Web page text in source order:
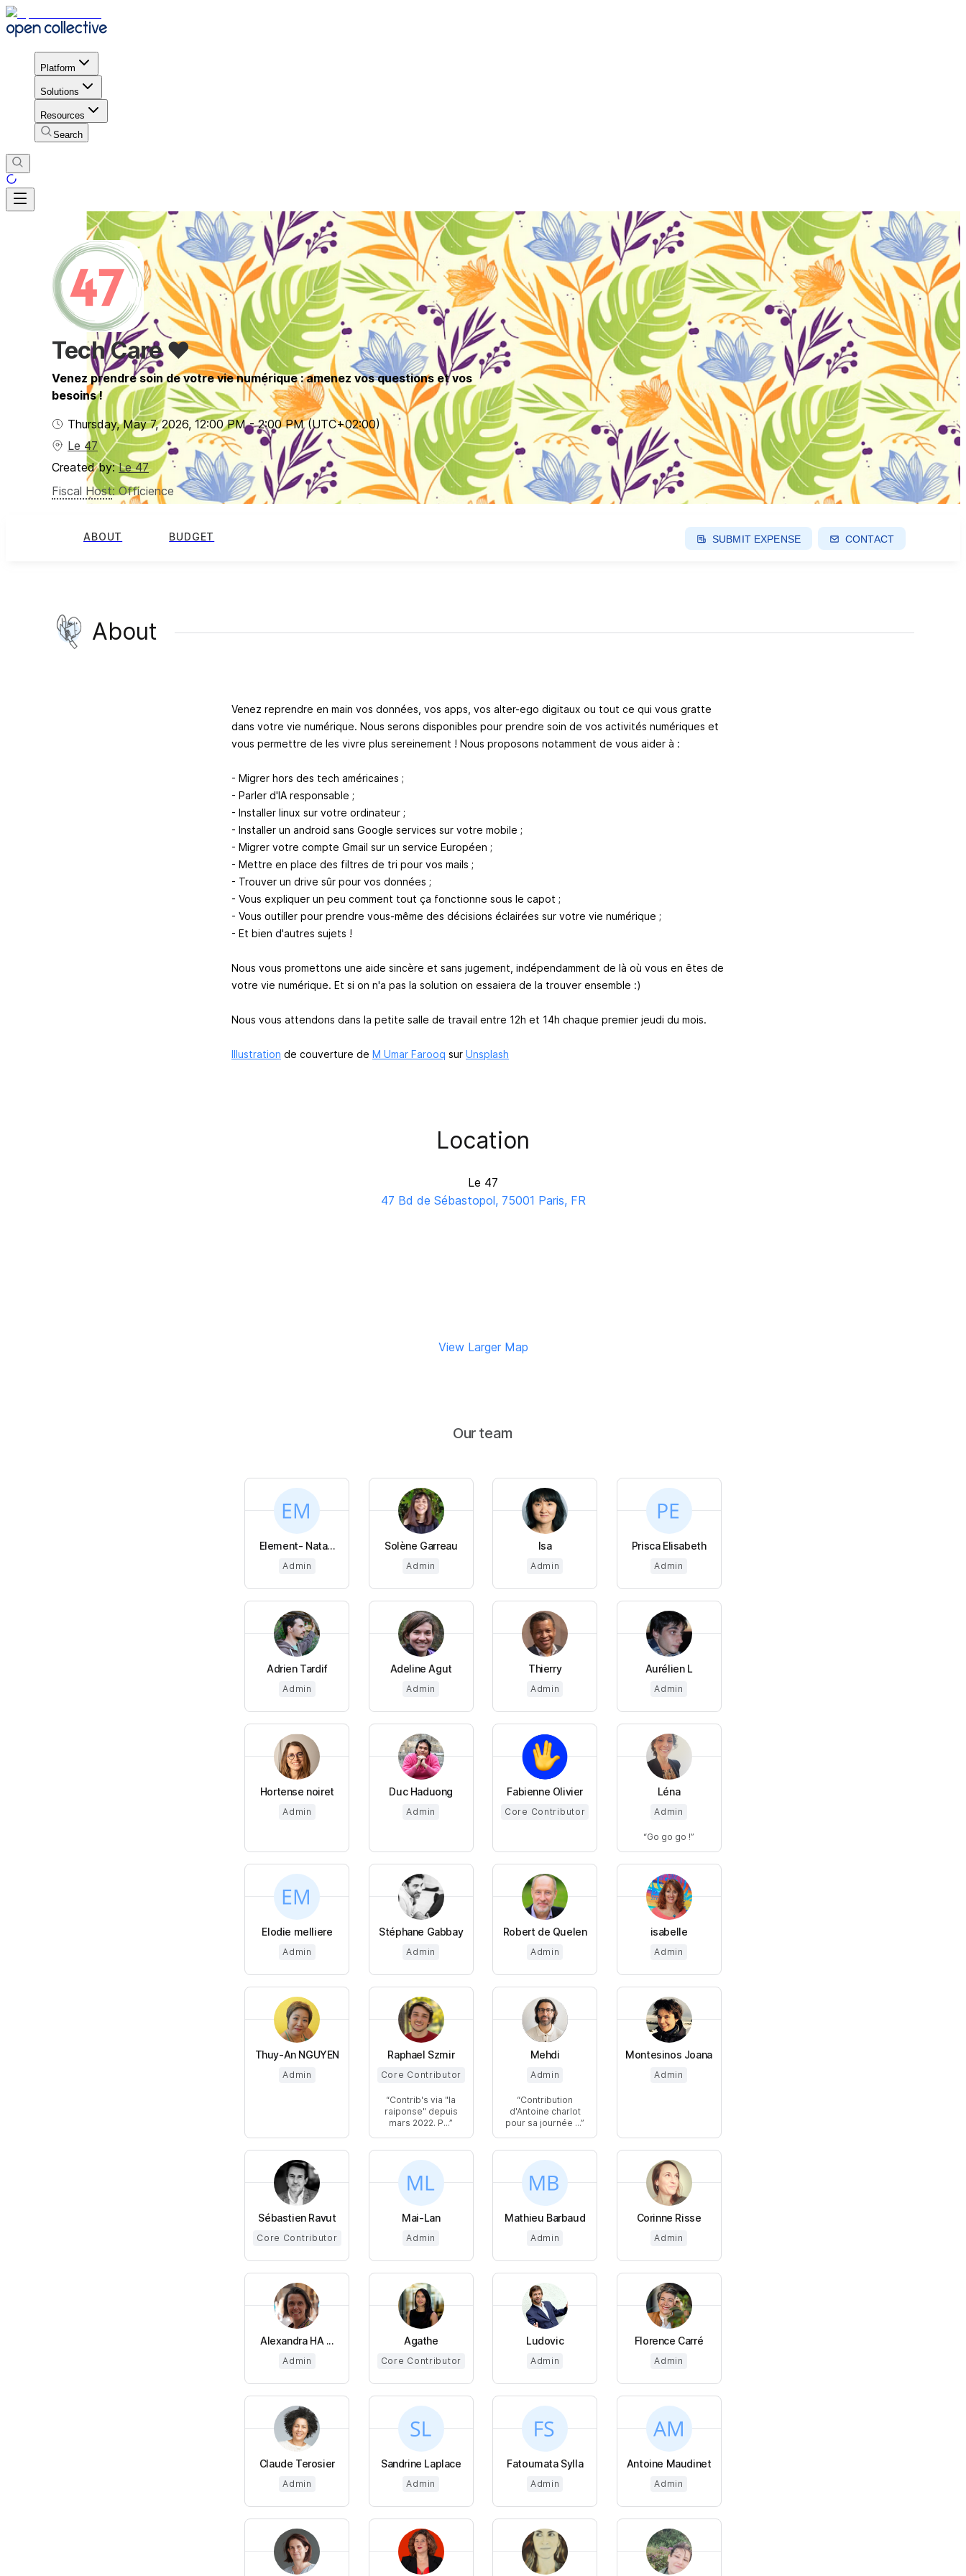
Platform
Solutions
Resources
Search
Tech Care ❤️
Venez prendre soin de votre vie numérique : amenez vos questions et vos
besoins !
Thursday, May 7, 2026, 12:00 PM - 2:00 PM (UTC+02:00)
Le 47
Created by:Le 47
Fiscal Host: Officience
ABOUT BUDGET SUBMIT EXPENSE CONTACT
About
Venez reprendre en main vos données, vos apps, vos alter-ego digitaux ou tout ce qui vous gratte
dans votre vie numérique. Nous serons disponibles pour prendre soin de vos activités numériques et
vous permettre de les vivre plus sereinement ! Nous proposons notamment de vous aider à :
- Migrer hors des tech américaines ;
- Parler d'IA responsable ;
- Installer linux sur votre ordinateur ;
- Installer un android sans Google services sur votre mobile ;
- Migrer votre compte Gmail sur un service Européen ;
- Mettre en place des filtres de tri pour vos mails ;
- Trouver un drive sûr pour vos données ;
- Vous expliquer un peu comment tout ça fonctionne sous le capot ;
- Vous outiller pour prendre vous-même des décisions éclairées sur votre vie numérique ;
- Et bien d'autres sujets !
Nous vous promettons une aide sincère et sans jugement, indépendamment de là où vous en êtes de
votre vie numérique. Et si on n'a pas la solution on essaiera de la trouver ensemble :)
Nous vous attendons dans la petite salle de travail entre 12h et 14h chaque premier jeudi du mois.
Illustration de couverture de M Umar Farooq sur Unsplash
Location
Le 47
47 Bd de Sébastopol, 75001 Paris, FR
View Larger Map
Our team
Element- Nata...
Admin
Solène Garreau
Admin
Isa
Admin
Prisca Elisabeth
Admin
Adrien Tardif
Admin
Adeline Agut
Admin
Thierry
Admin
Aurélien L
Admin
Hortense noiret
Admin
Duc Haduong
Admin
Fabienne Olivier
Core Contributor
Léna
Admin
Go go go !
Elodie melliere
Admin
Stéphane Gabbay
Admin
Robert de Quelen
Admin
isabelle
Admin
Thuy-An NGUYEN
Admin
Raphael Szmir
Core Contributor
Contrib's via "la
raiponse" depuis
mars 2022. P...
Mehdi
Admin
Contribution
d'Antoine charlot
pour sa journée ...
Montesinos Joana
Admin
Sébastien Ravut
Core Contributor
Mai-Lan
Admin
Mathieu Barbaud
Admin
Corinne Risse
Admin
Alexandra HA ...
Admin
Agathe
Core Contributor
Ludovic
Admin
Florence Carré
Admin
Claude Terosier
Admin
Sandrine Laplace
Admin
Fatoumata Sylla
Admin
Antoine Maudinet
Admin